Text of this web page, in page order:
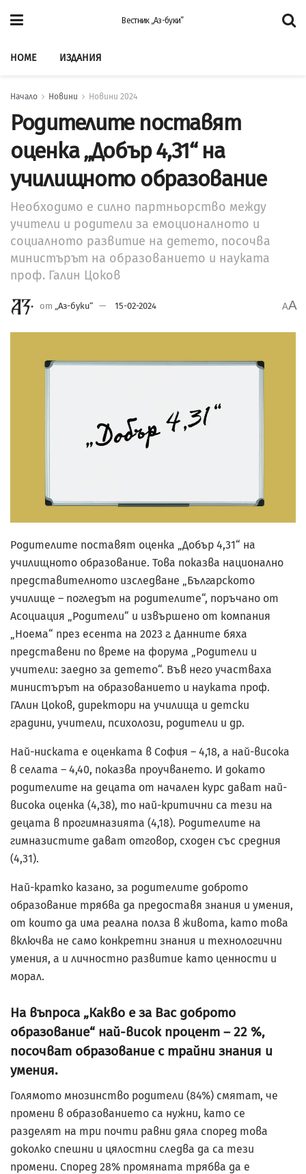
Вестник „Аз-буки”
HOME ИЗДАНИЯ
Начало Новини Новини 2024
Родителите поставят
оценка „Добър 4,31“ на
училищното образование
Необходимо е силно партньорство между
учители и родители за емоционалното и
социалното развитие на детето, посочва
министърът на образованието и науката
проф. Галин Цоков
от „Аз-буки“ 15-02-2024 AA
Родителите поставят оценка „Добър 4,31“ на
училищното образование. Това показва национално
представителното изследване „Българското
училище – погледът на родителите“, поръчано от
Асоциация „Родители“ и извършено от компания
„Ноема“ през есента на 2023 г. Данните бяха
представени по време на форума „Родители и
учители: заедно за детето“. Във него участваха
министърът на образованието и науката проф.
ГАлин Цоков, директори на училища и детски
градини, учители, психолози, родители и др.
Най-ниската е оценката в София – 4,18, а най-висока
в селата – 4,40, показва проучването. И докато
родителите на децата от начален курс дават най-
висока оценка (4,38), то най-критични са тези на
децата в прогимназията (4,18). Родителите на
гимназистите дават отговор, сходен със средния
(4,31).
Най-кратко казано, за родителите доброто
образование трябва да предоставя знания и умения,
от които да има реална полза в живота, като това
включва не само конкретни знания и технологични
умения, а и личностно развитие като ценности и
морал.
На въпроса „Какво е за Вас доброто
образование“ най-висок процент – 22 %,
посочват образование с трайни знания и
умения.
Голямото мнозинство родители (84%) смятат, че
промени в образованието са нужни, като се
разделят на три почти равни дяла според това
доколко спешни и цялостни следва да са тези
промени. Според 28% промяната трябва да е